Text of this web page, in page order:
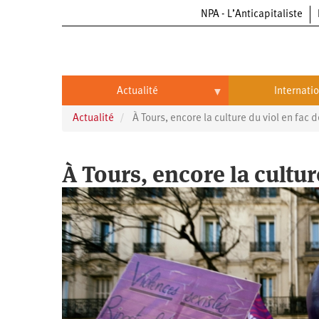
NPA - L’Anticapitaliste
Actualité
Actualité
Entreprises
Entreprises
Automobile
Aéronautique
Commerce
Oppressions
Oppressions
Antiracisme
Féminisme
Économie
Écologie
Éducation
International
Chine
États-
Unis
Continents
Continents
Afrique
Actualité À Tours, encore la culture du viol en fac
À Tours, encore la